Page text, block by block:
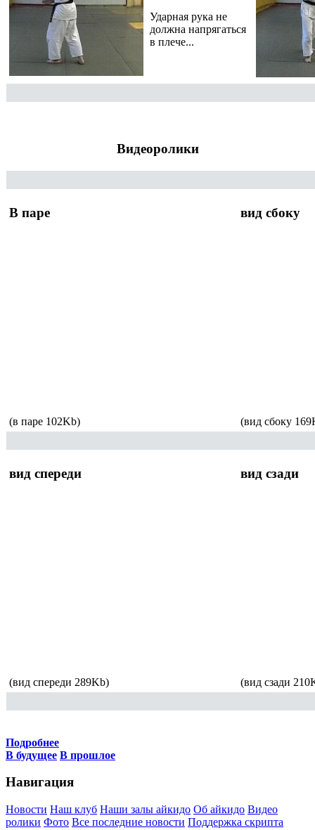
Ударная рука не
должна напрягаться
в плече...
Видеоролики
В паре
(в паре 102Kb)
вид сбоку
(вид сбоку
вид спереди
(вид спереди 289Kb)
вид сзади
(вид сзади
Подробнее
В будущее В прошлое
Навигация
Новости Наш клуб Наши залы айкидо Об айкидо Видео
ролики Фото Все последние новости Поддержка скрипта